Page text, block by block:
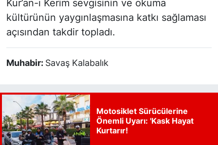
Kur’an-ı Kerim sevgisinin ve okuma
kültürünün yaygınlaşmasına katkı sağlaması
açısından takdir topladı.
Muhabir: Savaş Kalabalık
Motosiklet Sürücülerine
Önemli Uyarı: 'Kask Hayat
Kurtarır!